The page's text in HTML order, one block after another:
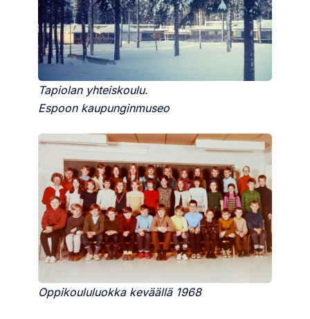
Tapiolan yhteiskoulu.
Espoon kaupunginmuseo
Oppikoululuokka keväällä 1968